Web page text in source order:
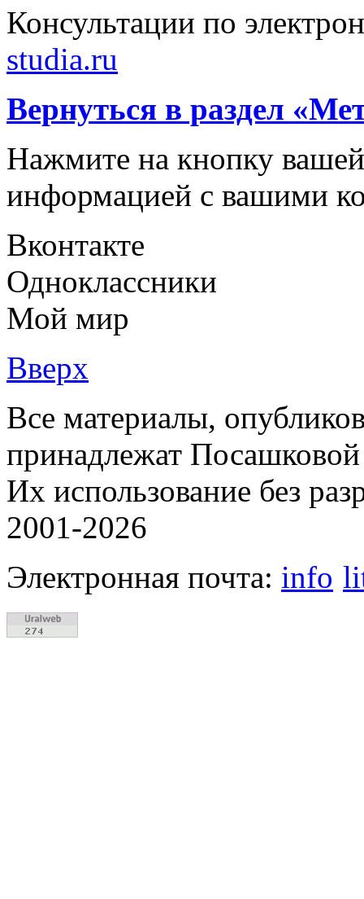
Консультации по
studia.ru
Вернуться в раздел
Нажмите на кнопку
информацией с вашими
Вконтакте
Одноклассники
Мой мир
Вверх
Все материалы,
принадлежат
Их использование без
2001-2026
Электронная почта: info